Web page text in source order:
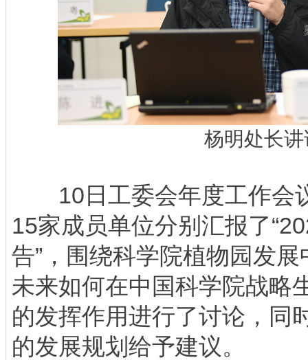
杨明处长
10日工委会年度工作会
15家成员单位分别汇报了
告”，围绕科学院植物园发
未来如何在中国科学院战略
的发挥作用进行了讨论，同
的发展规划给予建议。